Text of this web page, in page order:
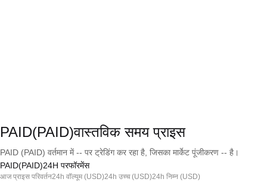
PAID(PAID)वास्तविक समय प्राइस
PAID (PAID) वर्तमान में -- पर ट्रेडिंग कर रहा है, जिसका मार्केट पूंजीकरण -- है।
PAID(PAID)24H परफॉरमेंस
आज प्राइस परिवर्तन24h वॉल्यूम (USD)24h उच्च (USD)24h निम्न (USD)